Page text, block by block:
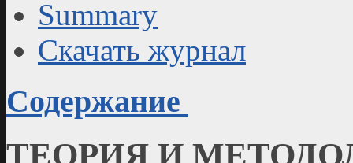
Summary
Скачать журнал
Содержание
ТЕОРИЯ И